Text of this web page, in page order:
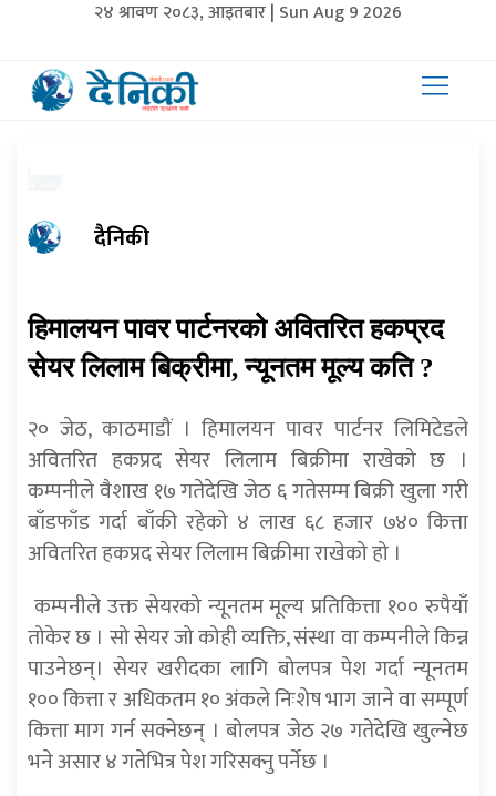
२४ श्रावण २०८३, आइतबार | Sun Aug 9 2026
दैनिकी
हिमालयन पावर पार्टनरको अवितरित हकप्रद
सेयर लिलाम बिक्रीमा, न्यूनतम मूल्य कति ?
२० जेठ, काठमाडौं । हिमालयन पावर पार्टनर लिमिटेडले
अवितरित हकप्रद सेयर लिलाम बिक्रीमा राखेको छ ।
कम्पनीले वैशाख १७ गतेदेखि जेठ ६ गतेसम्म बिक्री खुला गरी
बाँडफाँड गर्दा बाँकी रहेको ४ लाख ६८ हजार ७४० कित्ता
अवितरित हकप्रद सेयर लिलाम बिक्रीमा राखेको हो ।
कम्पनीले उक्त सेयरको न्यूनतम मूल्य प्रतिकित्ता १०० रुपैयाँ
तोकेर छ । सो सेयर जो कोही व्यक्ति, संस्था वा कम्पनीले किन्न
पाउनेछन्। सेयर खरीदका लागि बोलपत्र पेश गर्दा न्यूनतम
१०० कित्ता र अधिकतम १० अंकले निःशेष भाग जाने वा सम्पूर्ण
कित्ता माग गर्न सक्नेछन् । बोलपत्र जेठ २७ गतेदेखि खुल्नेछ
भने असार ४ गतेभित्र पेश गरिसक्नु पर्नेछ ।